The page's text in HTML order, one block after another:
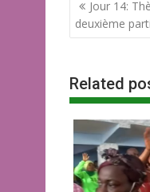
o
o
Jour 14:
deuxième
Related